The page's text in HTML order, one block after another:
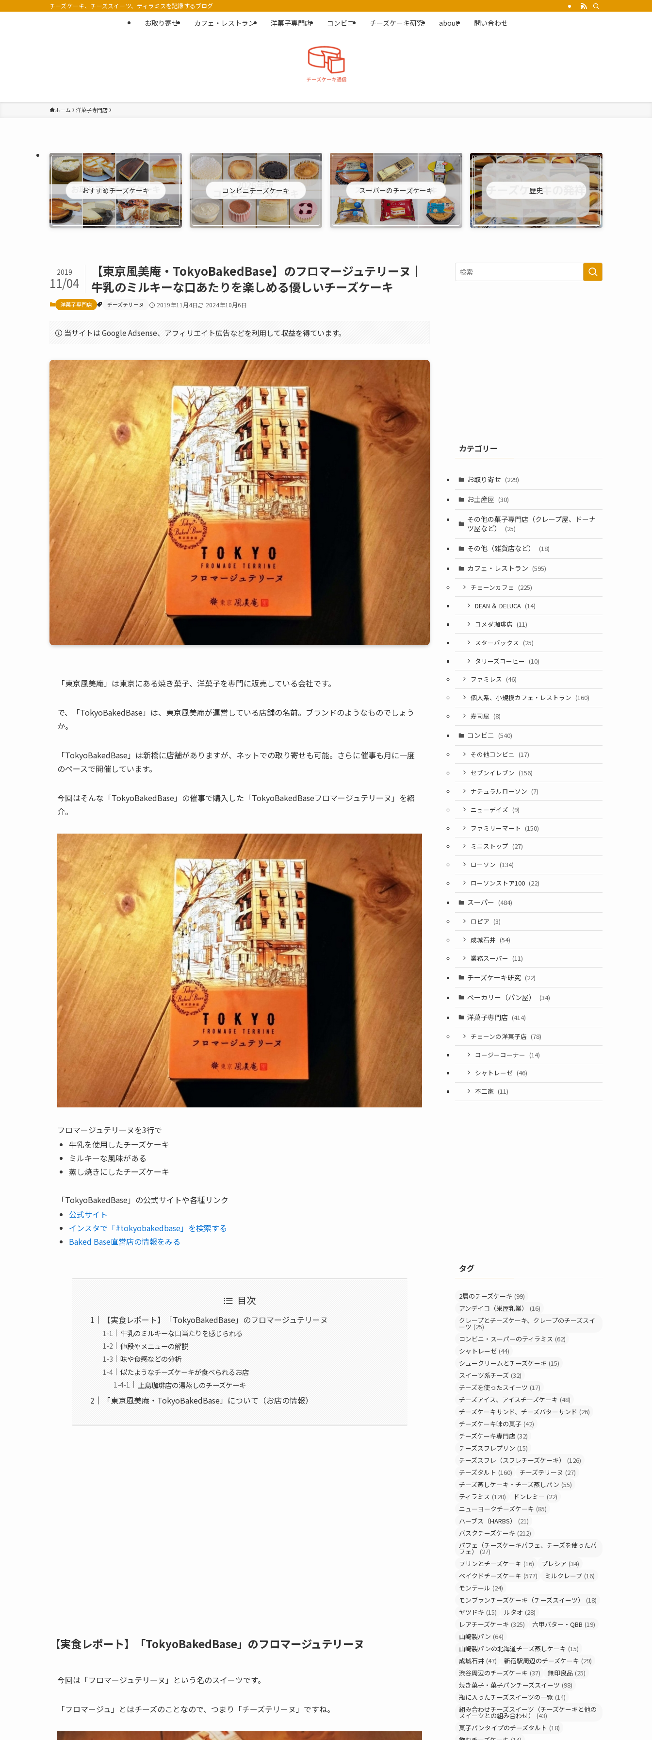
チーズケーキ、チーズスイーツ、ティラミスを記録するブログ
お取り寄せ カフェ・レストラン 洋菓子専門店 コンビニ チーズケーキ研究 about 問い合わせ
ホーム 洋菓子専門店
おすすめチーズケーキ コンビニチーズケーキ スーパーのチーズケーキ 歴史
【東京風美庵・TokyoBakedBase】のフロマージュテリーヌ｜
牛乳のミルキーな口あたりを楽しめる優しいチーズケーキ
2019
11/04
洋菓子専門店 チーズテリーヌ 2019年11月4日 2024年10月6日
当サイトは Google Adsense、アフィリエイト広告などを利用して収益を得ています。
「東京風美庵」は東京にある焼き菓子、洋菓子を専門に販売している会社です。
で、「TokyoBakedBase」は、東京風美庵が運営している店舗の名前。ブランドのようなものでしょう
か。
「TokyoBakedBase」は新橋に店舗がありますが、ネットでの取り寄せも可能。さらに催事も月に一度
のペースで開催しています。
今回はそんな「TokyoBakedBase」の催事で購入した「TokyoBakedBaseフロマージュテリーヌ」を紹
介。
フロマージュテリーヌを3行で
牛乳を使用したチーズケーキ
ミルキーな風味がある
蒸し焼きにしたチーズケーキ
「TokyoBakedBase」の公式サイトや各種リンク
公式サイト
インスタで「#tokyobakedbase」を検索する
Baked Base直営店の情報をみる
目次
【実食レポート】「TokyoBakedBase」のフロマージュテリーヌ
牛乳のミルキーな口当たりを感じられる
値段やメニューの解説
味や食感などの分析
似たようなチーズケーキが食べられるお店
上島珈琲店の湯蒸しのチーズケーキ
「東京風美庵・TokyoBakedBase」について（お店の情報）
【実食レポート】「TokyoBakedBase」のフロマージュテリーヌ
今回は「フロマージュテリーヌ」という名のスイーツです。
「フロマージュ」とはチーズのことなので、つまり 「チーズテリーヌ」 ですね。
カテゴリー
お取り寄せ (229)
お土産屋 (30)
その他の菓子専門店（クレープ屋、ドーナ
ツ屋など）
(25)
その他（雑貨店など） (18)
カフェ・レストラン (595)
チェーンカフェ (225)
DEAN ＆ DELUCA (14)
コメダ珈琲店 (11)
スターバックス (25)
タリーズコーヒー (10)
ファミレス (46)
個人系、小規模カフェ・レストラン (160)
寿司屋 (8)
コンビニ (540)
その他コンビニ (17)
セブンイレブン (156)
ナチュラルローソン (7)
ニューデイズ (9)
ファミリーマート (150)
ミニストップ (27)
ローソン (134)
ローソンストア100 (22)
スーパー (484)
ロピア (3)
成城石井 (54)
業務スーパー (11)
チーズケーキ研究 (22)
ベーカリー（パン屋） (34)
洋菓子専門店 (414)
チェーンの洋菓子店 (78)
コージーコーナー (14)
シャトレーゼ (46)
不二家 (11)
タグ
2層のチーズケーキ (99)
アンデイコ（栄屋乳業）
(16)
クレープとチーズケーキ、クレープのチーズスイ
ーツ (25)
コンビニ・スーパーのティラミス (62)
シャトレーゼ (44)
シュークリームとチーズケーキ (15)
スイーツ系チーズ (32)
チーズを使ったスイーツ (17)
チーズアイス、アイスチーズケーキ (48)
チーズケーキサンド、チーズバターサンド (26)
チーズケーキ味の菓子 (42)
チーズケーキ専門店 (32)
チーズスフレプリン (15)
チーズスフレ（スフレチーズケーキ）
(126)
チーズタルト (160) チーズテリーヌ (27)
チーズ蒸しケーキ・チーズ蒸しパン (55)
ティラミス (120) ドンレミー (22)
ニューヨークチーズケーキ (85)
ハーブス（HARBS）
(21)
バスクチーズケーキ (212)
パフェ（チーズケーキパフェ、チーズを使ったパ
フェ） (27)
プリンとチーズケーキ (16) プレシア (34)
ベイクドチーズケーキ (577) ミルクレープ (16)
モンテール (24)
モンブランチーズケーキ（チーズスイーツ）
(18)
ヤツドキ (15) ルタオ (28)
レアチーズケーキ (325) 六甲バター・QBB (19)
山崎製パン (64)
山崎製パンの北海道チーズ蒸しケーキ (15)
成城石井 (47) 新宿駅周辺のチーズケーキ (29)
渋谷周辺のチーズケーキ (37) 無印良品 (25)
焼き菓子・菓子パンチーズスイーツ (98)
瓶に入ったチーズスイーツの一覧 (14)
組み合わせチーズスイーツ（チーズケーキと他の
スイーツとの組み合わせ）
(43)
菓子パンタイプのチーズタルト (18)